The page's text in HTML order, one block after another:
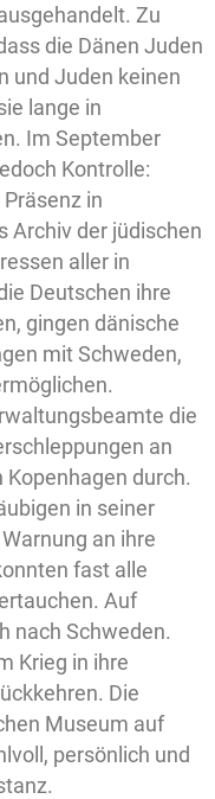
Zu
die Dänen Juden
und Juden keinen
lange in
Im September
Kontrolle:
in
Archiv der jüdischen
aller in
Deutschen ihre
gingen dänische
mit Schweden,
die
an
durch.
in seiner
an ihre
fast alle
Auf
nach Schweden.
Krieg in ihre
Die
Museum auf
persönlich und